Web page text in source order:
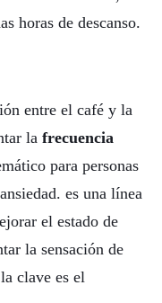
horas de descanso.
entre el café y la
la frecuencia
para personas
es una línea
el estado de
la sensación de
clave es el